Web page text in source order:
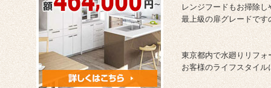
レンジフードもお掃除
最上級の扉グレードで
東京都内で水廻りリフ
お客様のライフスタイ